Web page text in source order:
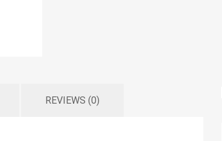
REVIEWS (0)